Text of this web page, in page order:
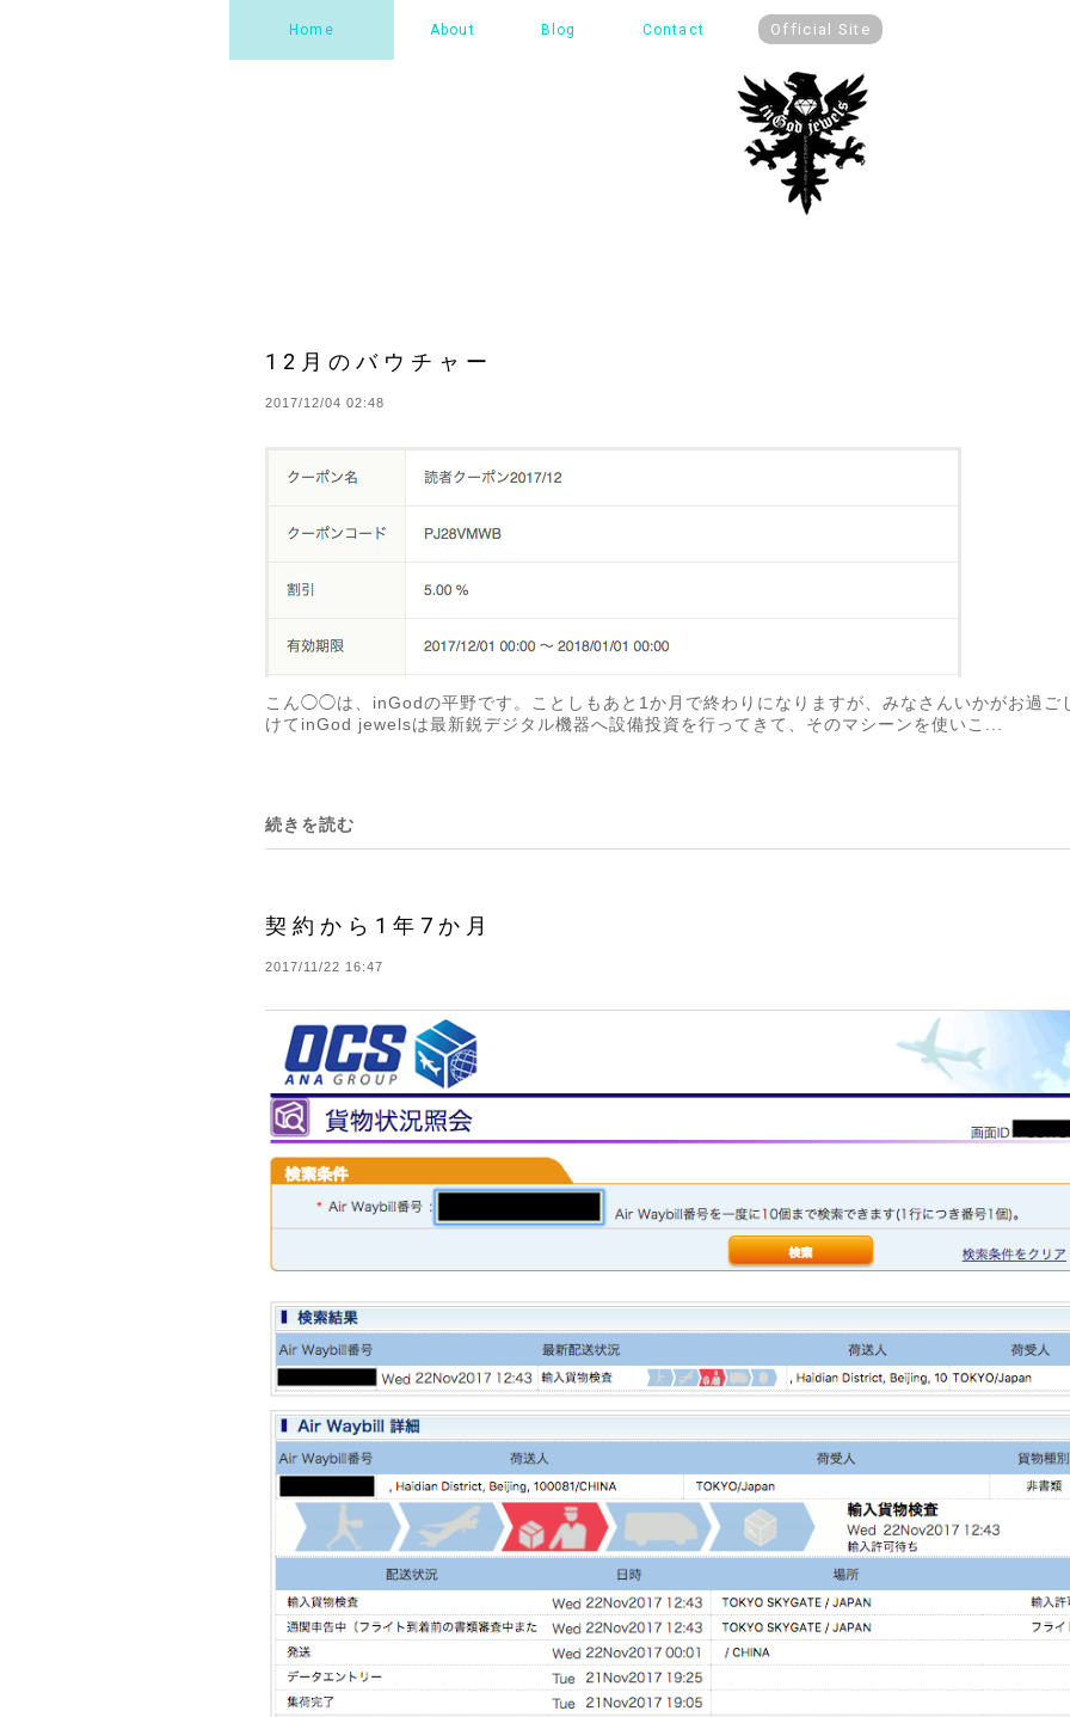
Home About Blog Contact Official Site
12月のバウチャー
2017/12/04 02:48
こん◯◯は、inGodの平野です。ことしもあと1か月で終わりになりますが、みなさんいかがお過ご
けてinGod jewelsは最新鋭デジタル機器へ設備投資を行ってきて、そのマシーンを使いこ...
続きを読む
契約から1年7か月
2017/11/22 16:47